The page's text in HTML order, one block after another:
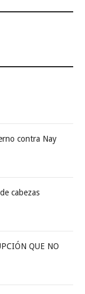
contra Nay
cabezas
QUE NO